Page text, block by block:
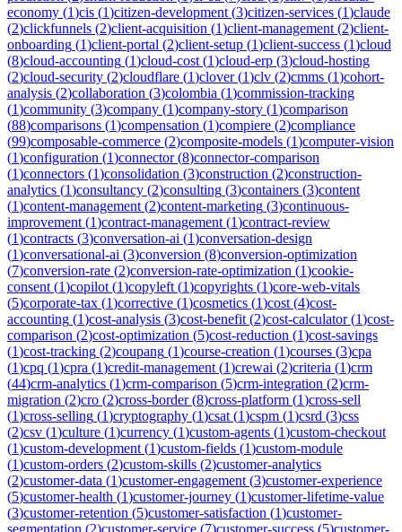
economy (1)cis (1)citizen-development (3)citizen-services (1)claude
(2)clickfunnels (2)client-acquisition (1)client-management (2)client-
onboarding (1)client-portal (2)client-setup (1)client-success (1)cloud
(8)cloud-accounting (1)cloud-cost (1)cloud-erp (3)cloud-hosting
(2)cloud-security (2)cloudflare (1)clover(1)clv (2)cmms (1)cohort-
analysis (2)collaboration (3)colombia (1)commission-tracking
(1)community (3)company (1)company-story (1)comparison
(88)comparisons (1)compensation (1)compiere (2)compliance
(99)composable-commerce (2)composite-models (1)computer-vision
(1)configuration (1)connector(8)connector-comparison
(1)connectors (1)consolidation (3)construction (2)construction-
analytics (1)consultancy (2)consulting (3)containers (3)content
(1)content-management (2)content-marketing (3)continuous-
improvement (1)contract-management (1)contract-review
(1)contracts (3)conversation-ai (1)conversation-design
(1)conversational-ai (3)conversion (8)conversion-optimization
(7)conversion-rate (2)conversion-rate-optimization (1)cookie-
consent (1)copilot (1)copyleft (1)copyrights (1)core-web-vitals
(5)corporate-tax (1)corrective (1)cosmetics (1)cost (4)cost-
accounting (1)cost-analysis (3)cost-benefit (2)cost-calculator(1)cost-
comparison (2)cost-optimization (5)cost-reduction (1)cost-savings
(1)cost-tracking (2)coupang (1)course-creation (1)courses (3)cpa
(1)cpq (1)cpra (1)credit-management (1)crewai (2)criteria (1)crm
(44)crm-analytics (1)crm-comparison (5)crm-integration (2)crm-
migration (2)cro (2)cross-border(8)cross-platform (1)cross-sell
(1)cross-selling (1)cryptography (1)csat (1)cspm (1)csrd (3)css
(2)csv (1)culture (1)currency (1)custom-agents (1)custom-checkout
(1)custom-development (1)custom-fields (1)custom-module
(1)custom-orders (2)custom-skills (2)customer-analytics
(2)customer-data (1)customer-engagement (3)customer-experience
(5)customer-health (1)customer-journey (1)customer-lifetime-value
(3)customer-retention (5)customer-satisfaction (1)customer-
segmentation (2)customer-service (7)customer-success (5)customer-